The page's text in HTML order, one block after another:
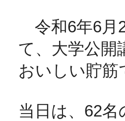
令和6年6月
て、大学公
おいしい貯筋
当日は、62